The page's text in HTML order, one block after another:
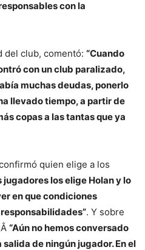
con la
del club, comentó: “Cuando
con un club paralizado,
muchas deudas, ponerlo
llevado tiempo, a partir de
copas a las tantas que ya
quien elige a los
jugadores los elige Holan y lo
en que condiciones
. Y sobre
“Aún no hemos conversado
de ningún jugador. En el